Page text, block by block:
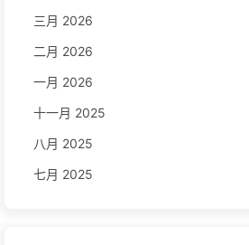
三月 2026
二月 2026
一月 2026
十一月 2025
八月 2025
七月 2025